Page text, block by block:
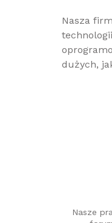
Stokowiec
Stokowiec
Santotaem
Nasza
dużych,
Nasze